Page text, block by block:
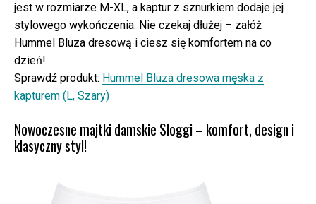
jest w rozmiarze M-XL, a kaptur z sznurkiem dodaje jej
stylowego wykończenia. Nie czekaj dłużej – załóż
Hummel Bluza dresową i ciesz się komfortem na co
dzień!
Sprawdź produkt: Hummel Bluza dresowa męska z
kapturem (L, Szary)
Nowoczesne majtki damskie Sloggi – komfort, design i
klasyczny styl!